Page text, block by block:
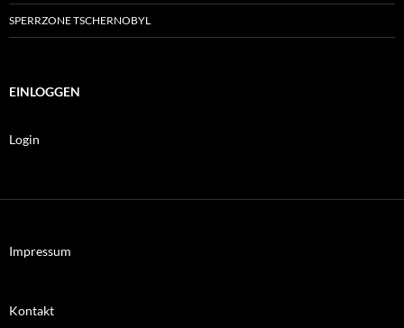
SPERRZONE TSCHERNOBYL
EINLOGGEN
Login
Impressum
Kontakt